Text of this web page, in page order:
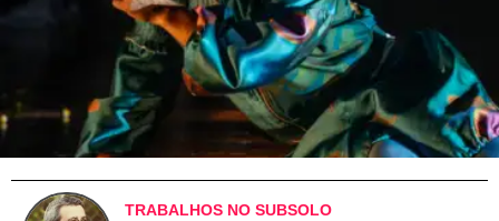
TRABALHOS NO SUBSOLO